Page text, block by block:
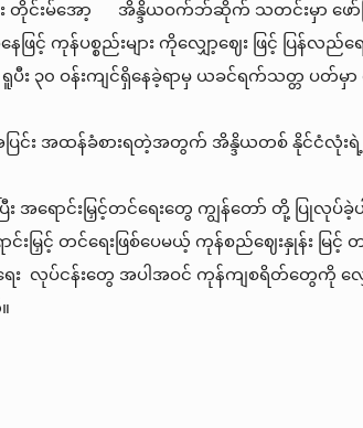
င်းမ်အော့ အိန္ဒိယဝက်ဘ်ဆိုက် သတင်းမှာ ဖော်
န်ပစ္စည်းများ ကိုလျှော့ဈေး ဖြင့် ပြန်လည်ရော
၃၀ ဝန်းကျင်ရှိနေခဲ့ရာမှ ယခင်ရက်သတ္တ ပတ်
ြင်း အထန်ခံစားရတဲ့အတွက် အိန္ဒိယတစ် နိုင်ငံလုံ
အရောင်းမြှင့်တင်ရေးတွေ ကျွန်တော် တို့ ပြုလုပ်ခဲ့
ြှင့် တင်ရေးဖြစ်ပေမယ့် ကုန်စည်ဈေးနှုန်း မ
လုပ်ငန်းတွေ အပါအဝင် ကုန်ကျစရိတ်တွေကို လျှေ